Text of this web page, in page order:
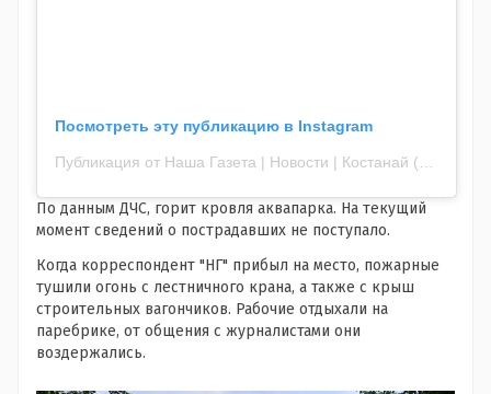
Посмотреть эту публикацию в Instagram
По данным ДЧС, горит кровля аквапарка. На текущий
момент сведений о пострадавших не поступало.
Когда корреспондент "НГ" прибыл на место, пожарные
тушили огонь с лестничного крана, а также с крыш
строительных вагончиков. Рабочие отдыхали на
паребрике, от общения с журналистами они
воздержались.